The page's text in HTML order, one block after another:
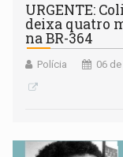
URGENTE:
deixa quatro
na BR-364
Polícia 06